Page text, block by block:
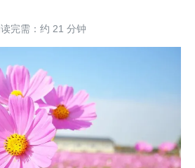
完需：约 21 分钟